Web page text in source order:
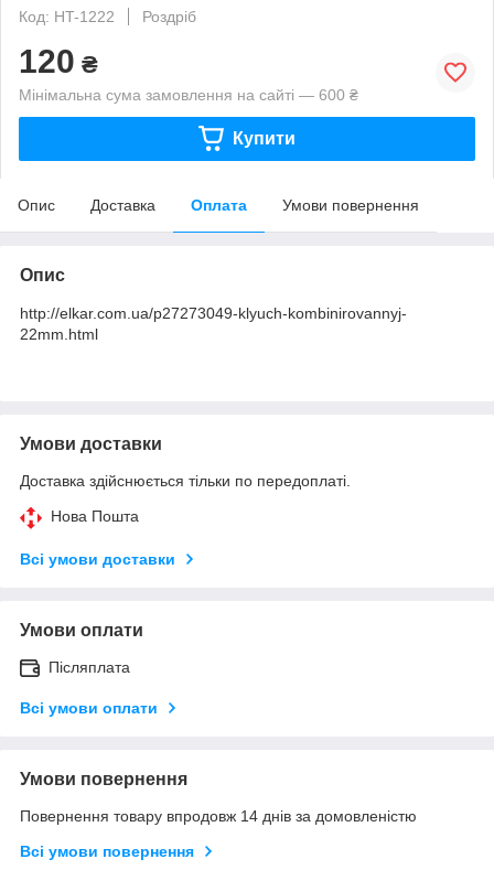
Код: HT-1222
Роздріб
120 ₴
Мінімальна сума замовлення на сайті — 600 ₴
Купити
Опис Доставка Оплата Умови повернення
Опис
http://elkar.com.ua/p27273049-klyuch-kombinirovannyj-
22mm.html
Умови доставки
Доставка здійснюється тільки по передоплаті.
Нова Пошта
Всі умови доставки
Умови оплати
Післяплата
Всі умови оплати
Умови повернення
Повернення товару впродовж 14 днів за домовленістю
Всі умови повернення